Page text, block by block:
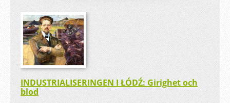
INDUSTRIALISERINGEN I ŁÓDŹ: Girighet och
blod